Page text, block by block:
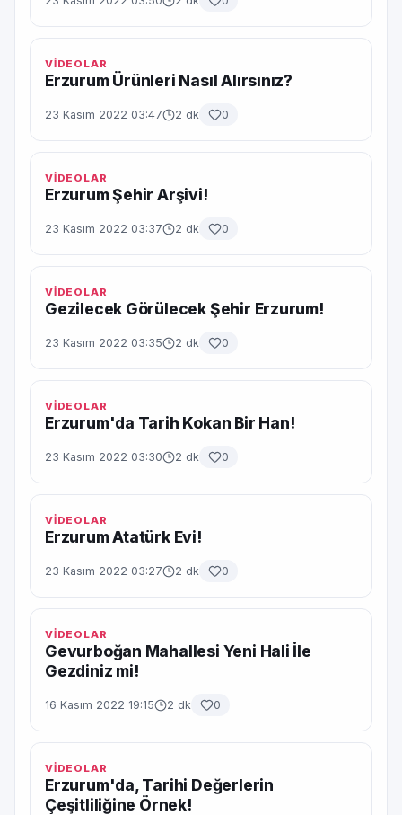
VİDEOLAR
Erzurum Ürünleri Nasıl Alırsınız?
23 Kasım 2022 03:47 2 dk 0
VİDEOLAR
Erzurum Şehir Arşivi!
23 Kasım 2022 03:37 2 dk 0
VİDEOLAR
Gezilecek Görülecek Şehir Erzurum!
23 Kasım 2022 03:35 2 dk 0
VİDEOLAR
Erzurum'da Tarih Kokan Bir Han!
23 Kasım 2022 03:30 2 dk 0
VİDEOLAR
Erzurum Atatürk Evi!
23 Kasım 2022 03:27 2 dk 0
VİDEOLAR
Gevurboğan Mahallesi Yeni Hali İle
Gezdiniz mi!
16 Kasım 2022 19:15 2 dk 0
VİDEOLAR
Erzurum'da, Tarihi Değerlerin
Çeşitliliğine Örnek!